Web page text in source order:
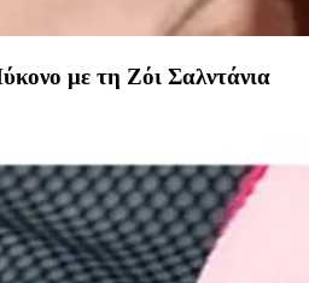
με τη Ζόι Σαλντάνια